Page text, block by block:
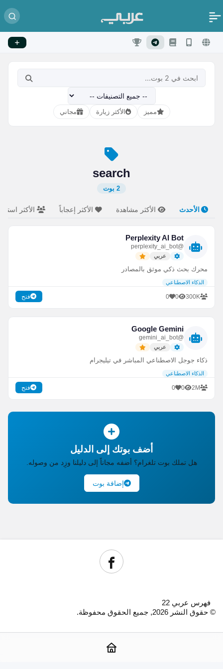
مميز الأكثر زيارة مجاني
search
2 بوت
الأحدث الأكثر مشاهدة الأكثر إعجاباً الأكثر
Perplexity AI Bot
@perplexity_ai_bot
عربي
محرك بحث ذكي موثق بالمصادر
الذكاء الاصطناعي
300K
0
0 فتح
Google Gemini
@gemini_ai_bot
عربي
ذكاء جوجل الاصطناعي المباشر في تيليجرام
الذكاء الاصطناعي
2M
0
0 فتح
أضف بوتك إلى الدليل
هل تملك بوت تلغرام؟ أضفه مجاناً إلى دليلنا وزِد من وصوله.
إضافة بوت
فهرس عربي 22
© حقوق النشر 2026, جميع الحقوق محفوظة.